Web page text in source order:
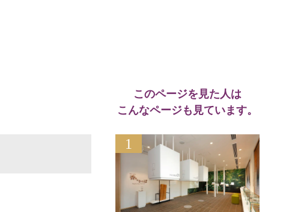
このページを見た人は
こんなページも見ています。
1